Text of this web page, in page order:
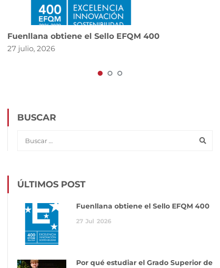
Fuenllana obtiene el Sello EFQM 400
27 julio, 2026
BUSCAR
ÚLTIMOS POST
Fuenllana obtiene el Sello EFQM 400
27 Jul 2026
Por qué estudiar el Grado Superior de